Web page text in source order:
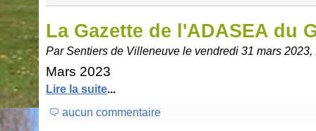
La Gazette de l'ADASEA du
Par Sentiers de Villeneuve le vendredi 31 mars 2023,
Mars 2023
Lire la suite...
aucun commentaire